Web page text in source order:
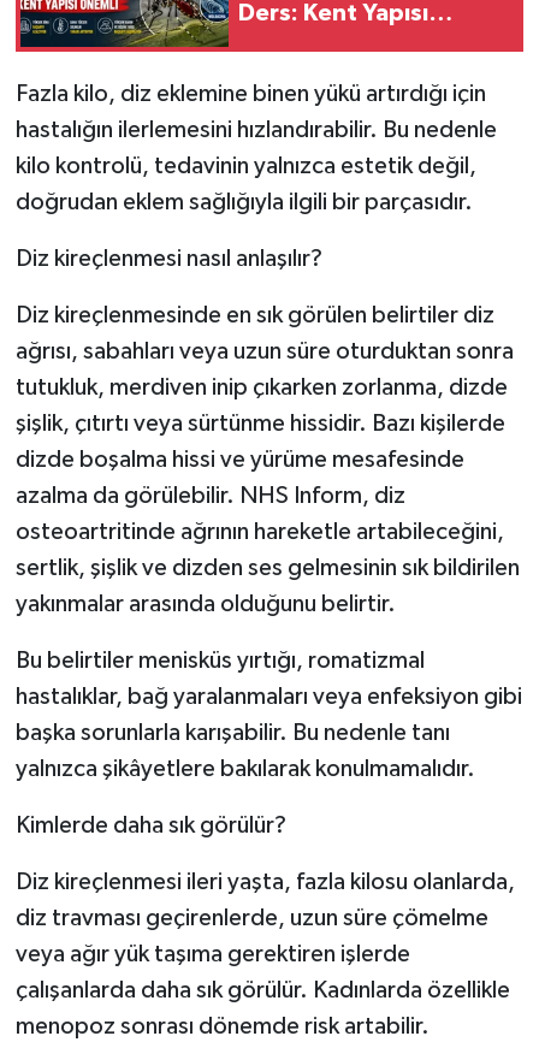
Ders: Kent Yapısı
Fazla kilo, diz eklemine binen yükü artırdığı için
hastalığın ilerlemesini hızlandırabilir. Bu nedenle
kilo kontrolü, tedavinin yalnızca estetik değil,
doğrudan eklem sağlığıyla ilgili bir parçasıdır.
Diz kireçlenmesi nasıl anlaşılır?
Diz kireçlenmesinde en sık görülen belirtiler diz
ağrısı, sabahları veya uzun süre oturduktan sonra
tutukluk, merdiven inip çıkarken zorlanma, dizde
şişlik, çıtırtı veya sürtünme hissidir. Bazı kişilerde
dizde boşalma hissi ve yürüme mesafesinde
azalma da görülebilir. NHS Inform, diz
osteoartritinde ağrının hareketle artabileceğini,
sertlik, şişlik ve dizden ses gelmesinin sık bildirilen
yakınmalar arasında olduğunu belirtir.
Bu belirtiler menisküs yırtığı, romatizmal
hastalıklar, bağ yaralanmaları veya enfeksiyon gibi
başka sorunlarla karışabilir. Bu nedenle tanı
yalnızca şikâyetlere bakılarak konulmamalıdır.
Kimlerde daha sık görülür?
Diz kireçlenmesi ileri yaşta, fazla kilosu olanlarda,
diz travması geçirenlerde, uzun süre çömelme
veya ağır yük taşıma gerektiren işlerde
çalışanlarda daha sık görülür. Kadınlarda özellikle
menopoz sonrası dönemde risk artabilir.